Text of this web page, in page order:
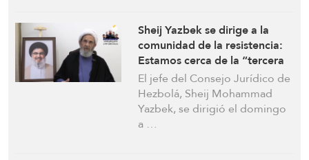
Sheij Yazbek se dirige a la
comunidad de la resistencia:
Estamos cerca de la “tercera
liberación”
El jefe del Consejo Jurídico de
Hezbolá, Sheij Mohammad
Yazbek, se dirigió el domingo
a …